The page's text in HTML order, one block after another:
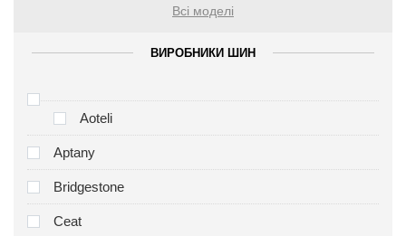
Всі моделі
ВИРОБНИКИ ШИН
Aoteli
Aptany
Bridgestone
Ceat